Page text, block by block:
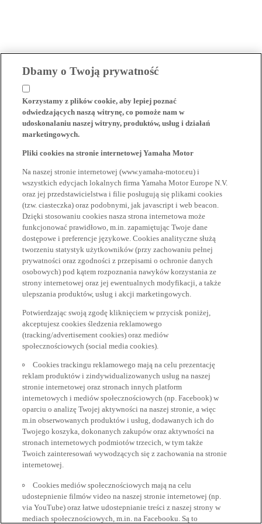
Dbamy o Twoją prywatność
Korzystamy z plików cookie, aby lepiej poznać
odwiedzających naszą witrynę, co pomoże nam w
udoskonalaniu naszej witryny, produktów, usług i działań
marketingowych.
Pliki cookies na stronie internetowej Yamaha Motor
Na naszej stronie internetowej (www.yamaha-motor.eu) i
wszystkich edycjach lokalnych firma Yamaha Motor Europe N.V.
oraz jej przedstawicielstwa i filie posługują się plikami cookies
(tzw. ciasteczka) oraz podobnymi, jak javascript i web beacon.
Dzięki stosowaniu cookies nasza strona internetowa może
funkcjonować prawidłowo, m.in. zapamiętując Twoje dane
dostępowe i preferencje językowe. Cookies analityczne służą
tworzeniu statystyk użytkowników (przy zachowaniu pełnej
prywatności oraz zgodności z przepisami o ochronie danych
osobowych) pod kątem rozpoznania nawyków korzystania ze
strony internetowej oraz jej ewentualnych modyfikacji, a także
ulepszania produktów, usług i akcji marketingowych.
Potwierdzając swoją zgodę kliknięciem w przycisk poniżej,
akceptujesz cookies śledzenia reklamowego
(tracking/advertisement cookies) oraz mediów
społecznościowych (social media cookies).
Cookies trackingu reklamowego mają na celu prezentację
reklam produktów i zindywidualizowanych usług na naszej
stronie internetowej oraz stronach innych platform
internetowych i mediów społecznościowych (np. Facebook) w
oparciu o analizę Twojej aktywności na naszej stronie, a więc
m.in obserwowanych produktów i usług, dodawanych ich do
Twojego koszyka, dokonanych zakupów oraz aktywności na
stronach internetowych podmiotów trzecich, w tym także
Twoich zainteresowań wywodzących się z zachowania na stronie
internetowej.
Cookies mediów społecznościowych mają na celu
udostepnienie filmów video na naszej stronie internetowej (np.
via YouTube) oraz łatwe udostepnianie treści z naszej strony w
mediach społecznościowych, m.in. na Facebooku. Są to